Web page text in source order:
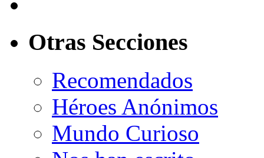
Otras Secciones
Recomendados
Héroes Anónimos
Mundo Curioso